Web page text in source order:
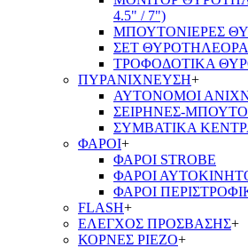
4.5" / 7")
ΜΠΟΥΤΟΝΙΕΡΕΣ
ΣΕΤ
ΤΡΟΦΟΔΟΤΙΚΑ
ΠΥΡΑΝΙΧΝΕΥΣΗ+
ΑΥΤΟΝΟΜΟΙ
ΣΕΙΡΗΝΕΣ-
ΣΥΜΒΑΤΙΚΑ
ΦΑΡΟΙ+
ΦΑΡΟΙ STROBE
ΦΑΡΟΙ
ΦΑΡΟΙ
FLASH+
ΕΛΕΓΧΟΣ ΠΡΟΣΒΑΣΗΣ+
ΚΟΡΝΕΣ PIEZO+